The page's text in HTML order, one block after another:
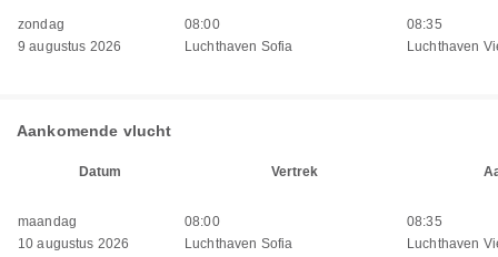
zondag
9 augustus 2026
08:00
Luchthaven Sofia
08:35
Luchthaven
Aankomende vlucht
Datum Vertrek
maandag
10 augustus 2026
08:00
Luchthaven Sofia
08:35
Luchthaven